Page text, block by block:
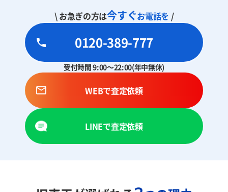
\ お急ぎの方は今すぐお電話を /
0120-389-777
受付時間 9:00～22:00(年中無休)
WEBで査定依頼
LINEで査定依頼